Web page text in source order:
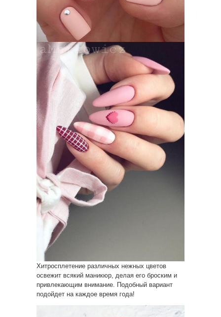
Хитросплетение различных нежных цветов
освежит всякий маникюр, делая его броским и
привлекающим внимание. Подобный вариант
подойдет на каждое время года!